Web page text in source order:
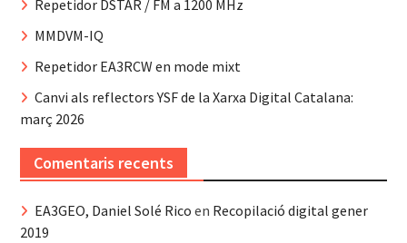
Repetidor DSTAR / FM a 1200 MHz
MMDVM-IQ
Repetidor EA3RCW en mode mixt
Canvi als reflectors YSF de la Xarxa Digital Catalana:
març 2026
Comentaris recents
EA3GEO, Daniel Solé Rico en Recopilació digital gener
2019